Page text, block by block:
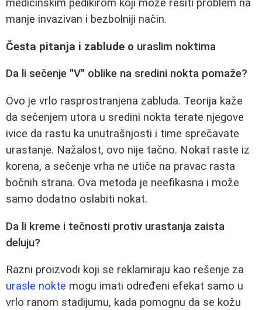
medicinskim pedikirom koji može rešiti problem na
manje invazivan i bezbolniji način.
Česta pitanja i zablude o uraslim noktima
Da li sečenje "V" oblike na sredini nokta pomaže?
Ovo je vrlo rasprostranjena zabluda. Teorija kaže
da sečenjem utora u sredini nokta terate njegove
ivice da rastu ka unutrašnjosti i time sprečavate
urastanje. Nažalost, ovo nije tačno. Nokat raste iz
korena, a sečenje vrha ne utiče na pravac rasta
bočnih strana. Ova metoda je neefikasna i može
samo dodatno oslabiti nokat.
Da li kreme i tečnosti protiv urastanja zaista
deluju?
Razni proizvodi koji se reklamiraju kao rešenje za
urasle nokte mogu imati određeni efekat samo u
vrlo ranom stadijumu, kada pomognu da se kožu